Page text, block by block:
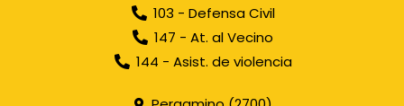
103 - Defensa Civil
147 - At. al Vecino
144 - Asist. de violencia